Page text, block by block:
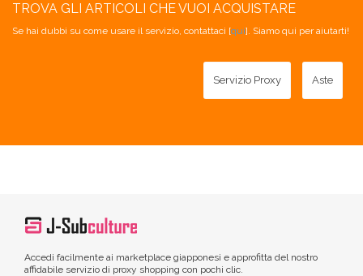
TROVA GLI ARTICOLI CHE VUOI ACQUISTARE
Se hai dubbi su come usare il servizio, contattaci [qui]. Siamo qui per aiutarti!
Servizio Proxy Aste
Accedi facilmente ai marketplace giapponesi e approfitta del nostro
affidabile servizio di proxy shopping con pochi clic.